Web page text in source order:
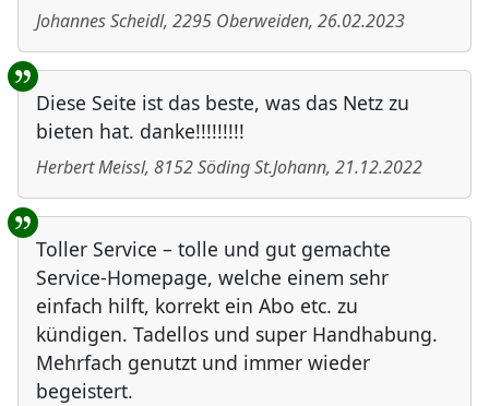
Johannes Scheidl, 2295 Oberweiden, 26.02.2023
Diese Seite ist das beste, was das Netz zu
bieten hat. danke!!!!!!!!!
Herbert Meissl, 8152Söding St.Johann, 21.12.2022
Toller Service – tolle und gut gemachte
Service-Homepage, welche einem sehr
einfach hilft, korrekt ein Abo etc. zu
kündigen. Tadellos und super Handhabung.
Mehrfach genutzt und immer wieder
begeistert.